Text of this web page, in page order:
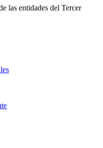
las entidades del Tercer